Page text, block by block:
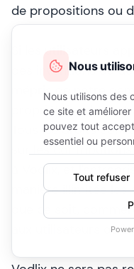
de propositions ou
des inventions ou
mépris de notre
propriétaire de tout
Tous les droits
sur les
à Vodlix, et
manière illimitée les
que ce soit,
aux utilisateurs ou